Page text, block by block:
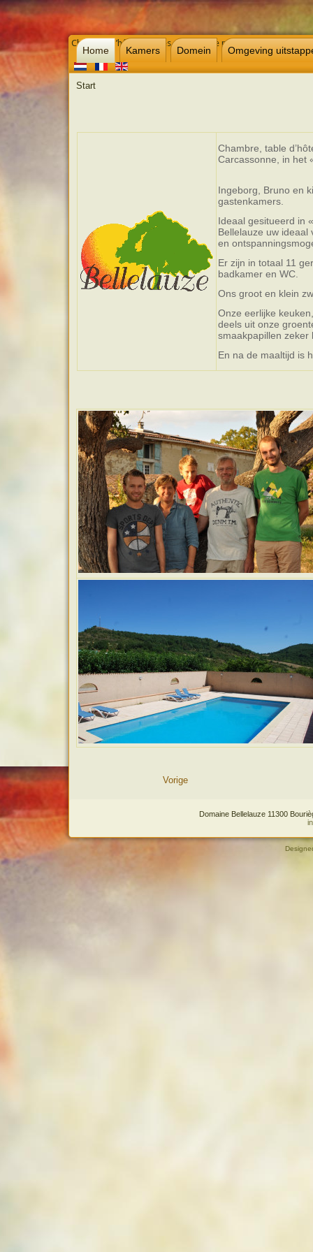
Home Kamers Domein Omgeving
Chambre d’hôtes et gites dans l’Aude près de Carcassonne,
Start
Chambre, table
Carcassonne, in het
Ingeborg, Bruno en
gastenkamers.
Ideaal gesitueerd in
Bellelauze uw
en
Er zijn in totaal 11
badkamer en WC.
Ons groot en klein
Onze eerlijke
deels uit onze
smaakpapillen zeker
En na de maaltijd is
Vorige
Domaine Bellelauze 11300